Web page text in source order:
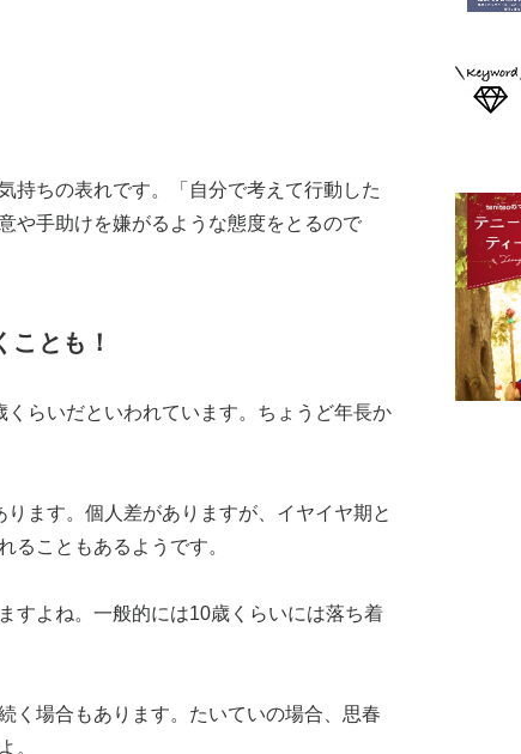
持ちの表れです。「自分で考えて行動した
や手助けを嫌がるような態度をとるので
とも！
らいだといわれています。ちょうど年長か
ます。個人差がありますが、イヤイヤ期と
ることもあるようです。
すよね。一般的には10歳くらいには落ち着
く場合もあります。たいていの場合、思春
。